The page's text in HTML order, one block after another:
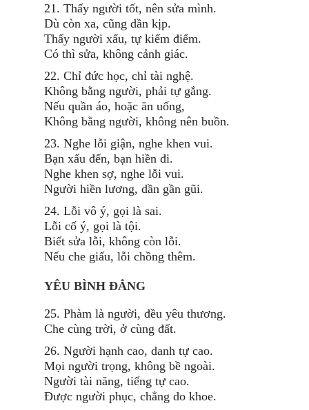
21. Thấy người tốt, nên sửa mình.
Dù còn xa, cũng dần kịp.
Thấy người xấu, tự kiểm điểm.
Có thì sửa, không cảnh giác.
22. Chỉ đức học, chỉ tài nghệ.
Không bằng người, phải tự gắng.
Nếu quần áo, hoặc ăn uống,
Không bằng người, không nên buồn.
23. Nghe lỗi giận, nghe khen vui.
Bạn xấu đến, bạn hiền đi.
Nghe khen sợ, nghe lỗi vui.
Người hiền lương, dần gần gũi.
24. Lỗi vô ý, gọi là sai.
Lỗi cố ý, gọi là tội.
Biết sửa lỗi, không còn lỗi.
Nếu che giấu, lỗi chồng thêm.
YÊU BÌNH ĐẲNG
25. Phàm là người, đều yêu thương.
Che cùng trời, ở cùng đất.
26. Người hạnh cao, danh tự cao.
Mọi người trọng, không bề ngoài.
Người tài năng, tiếng tự cao.
Được người phục, chẳng do khoe.